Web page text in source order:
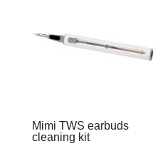
Mimi TWS earbuds
cleaning kit